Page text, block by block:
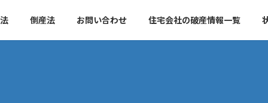
倒産法 お問い合わせ 住宅会社の破産情報一覧